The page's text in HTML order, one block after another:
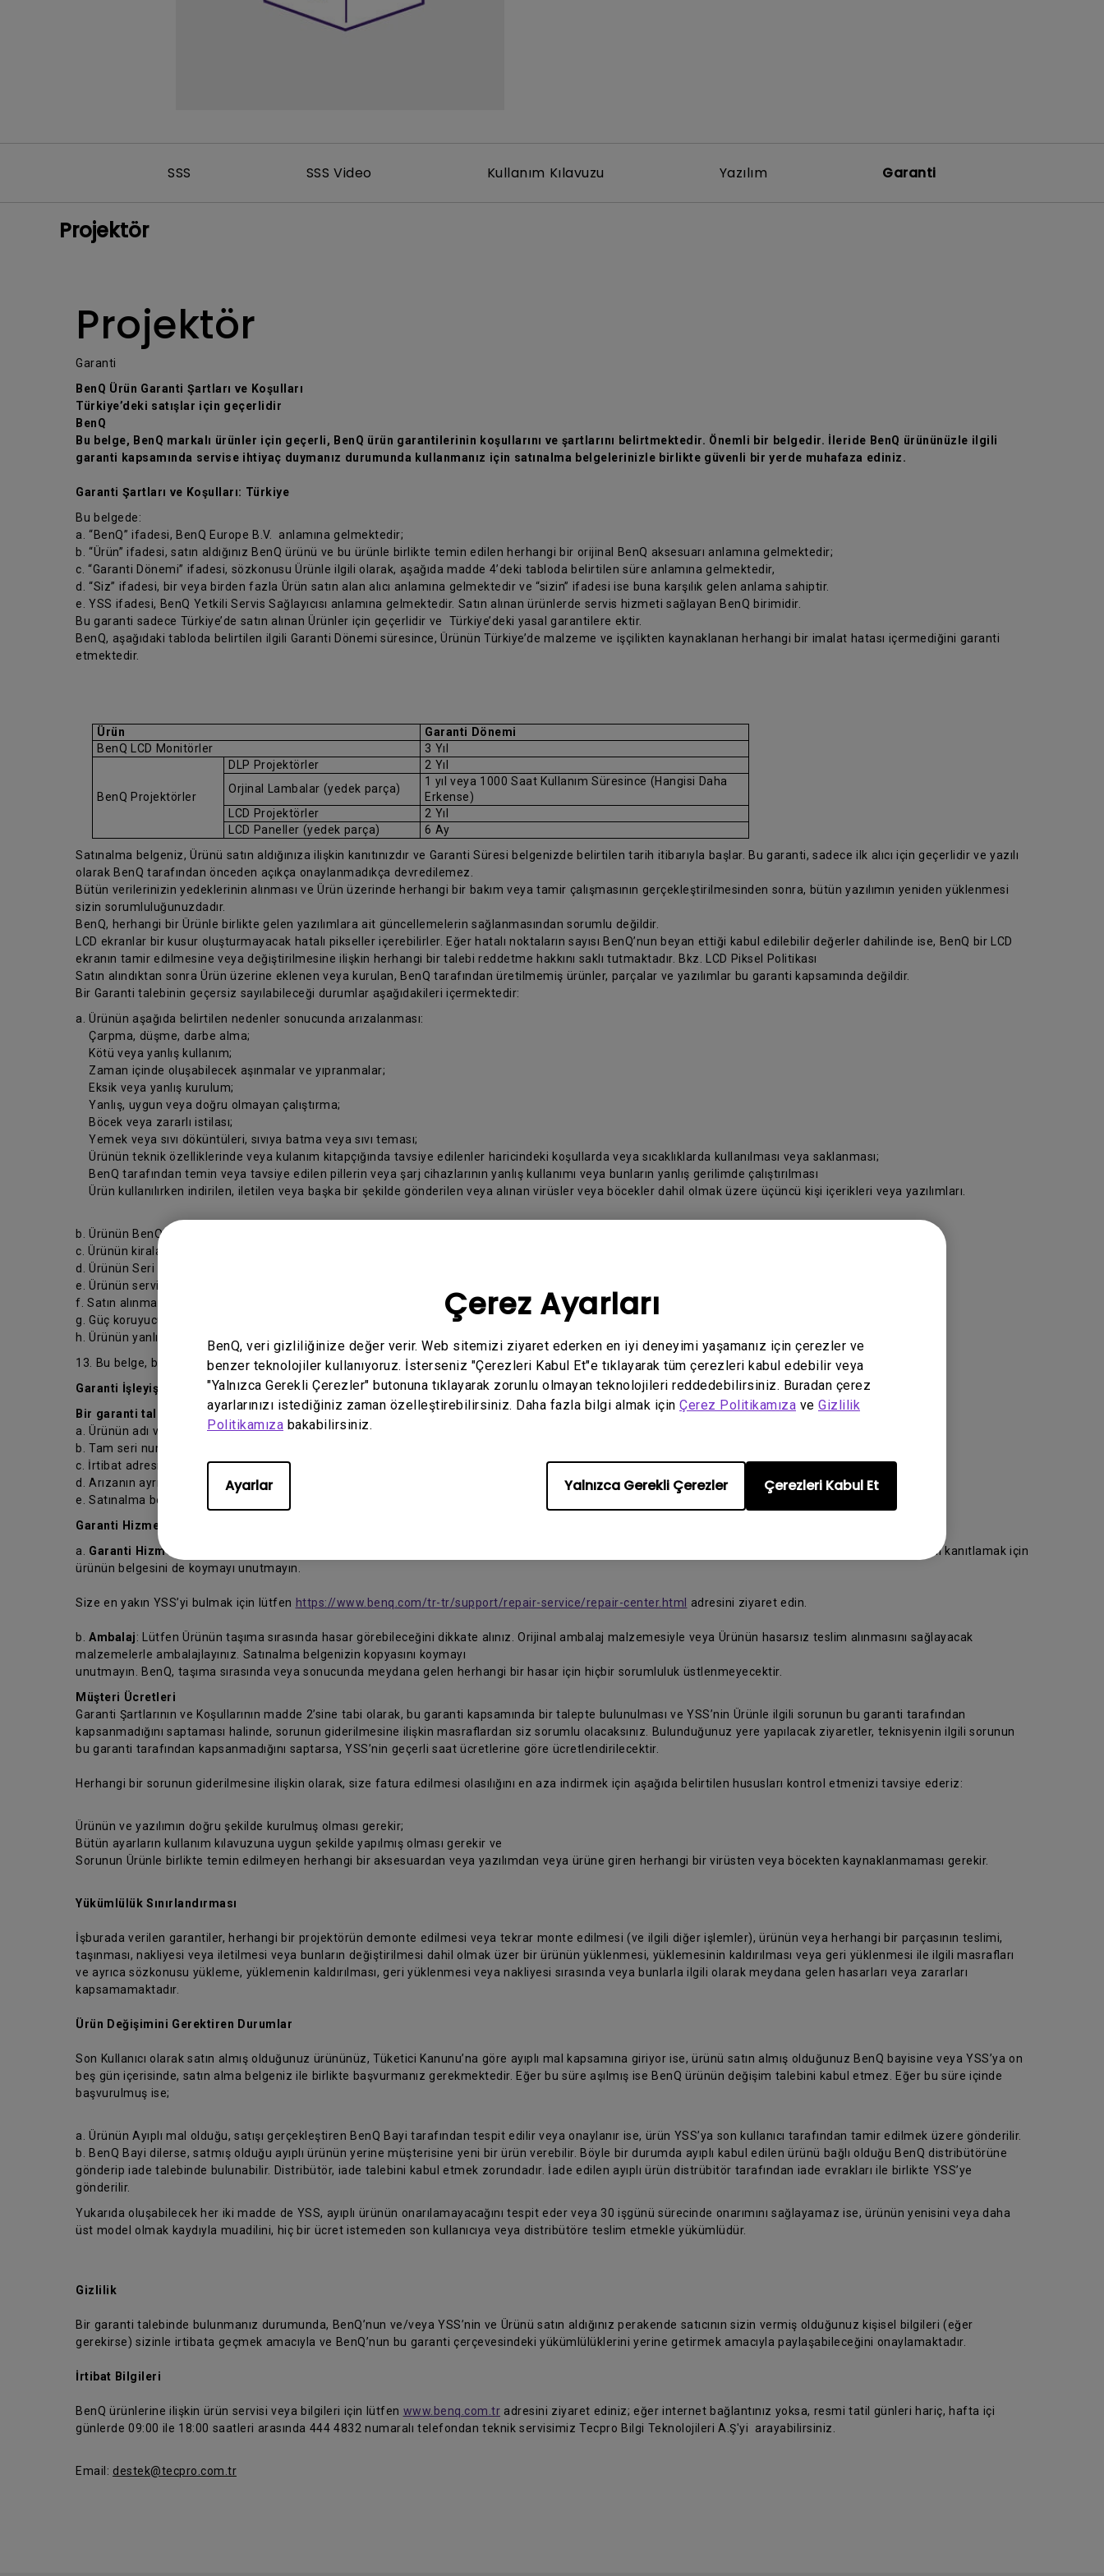
Çerez Ayarları
BenQ, veri gizliliğinize değer verir. Web sitemizi ziyaret ederken en iyi deneyimi yaşamanız için çerezler ve
benzer teknolojiler kullanıyoruz. İsterseniz "Çerezleri Kabul Et"e tıklayarak tüm çerezleri kabul edebilir veya
"Yalnızca Gerekli Çerezler" butonuna tıklayarak zorunlu olmayan teknolojileri reddedebilirsiniz. Buradan çerez
ayarlarınızı istediğiniz zaman özelleştirebilirsiniz. Daha fazla bilgi almak için Çerez Politikamıza ve Gizlilik
Politikamıza bakabilirsiniz.
Ayarlar Yalnızca Gerekli Çerezler Çerezleri Kabul Et
Düşük Giriş Gecikmesi ile
Yükseklik Ayarlı Stand ile
SSS SSS Video Kullanım Kılavuzu Yazılım Garanti
Projektör
Projektör
Garanti
BenQ Ürün Garanti Şartları ve Koşulları
Türkiye’deki satışlar için geçerlidir
BenQ
Bu belge, BenQ markalı ürünler için geçerli, BenQ ürün garantilerinin koşullarını ve şartlarını belirtmektedir. Önemli bir belgedir. İleride BenQ ürününüzle ilgili
garanti kapsamında servise ihtiyaç duymanız durumunda kullanmanız için satınalma belgelerinizle birlikte güvenli bir yerde muhafaza ediniz.
Garanti Şartları ve Koşulları: Türkiye
Bu belgede:
a. “BenQ” ifadesi, BenQ Europe B.V. anlamına gelmektedir;
b. “Ürün” ifadesi, satın aldığınız BenQ ürünü ve bu ürünle birlikte temin edilen herhangi bir orijinal BenQ aksesuarı anlamına gelmektedir;
c. “Garanti Dönemi” ifadesi, sözkonusu Ürünle ilgili olarak, aşağıda madde 4’deki tabloda belirtilen süre anlamına gelmektedir,
d. “Siz” ifadesi, bir veya birden fazla Ürün satın alan alıcı anlamına gelmektedir ve “sizin” ifadesi ise buna karşılık gelen anlama sahiptir.
e. YSS ifadesi, BenQ Yetkili Servis Sağlayıcısı anlamına gelmektedir. Satın alınan ürünlerde servis hizmeti sağlayan BenQ birimidir.
Bu garanti sadece Türkiye’de satın alınan Ürünler için geçerlidir ve Türkiye’deki yasal garantilere ektir.
BenQ, aşağıdaki tabloda belirtilen ilgili Garanti Dönemi süresince, Ürünün Türkiye’de malzeme ve işçilikten kaynaklanan herhangi bir imalat hatası içermediğini garanti
etmektedir.
Ürün
Garanti Dönemi
BenQ LCD Monitörler
3 Yıl
BenQ Projektörler
DLP Projektörler
2 Yıl
Orjinal Lambalar (yedek parça)
1 yıl veya 1000 Saat Kullanım Süresince (Hangisi Daha
Erkense)
LCD Projektörler
2 Yıl
LCD Paneller (yedek parça)
6 Ay
Satınalma belgeniz, Ürünü satın aldığınıza ilişkin kanıtınızdır ve Garanti Süresi belgenizde belirtilen tarih itibarıyla başlar. Bu garanti, sadece ilk alıcı için geçerlidir ve yazılı
olarak BenQ tarafından önceden açıkça onaylanmadıkça devredilemez.
Bütün verilerinizin yedeklerinin alınması ve Ürün üzerinde herhangi bir bakım veya tamir çalışmasının gerçekleştirilmesinden sonra, bütün yazılımın yeniden yüklenmesi
sizin sorumluluğunuzdadır.
BenQ, herhangi bir Ürünle birlikte gelen yazılımlara ait güncellemelerin sağlanmasından sorumlu değildir.
LCD ekranlar bir kusur oluşturmayacak hatalı pikseller içerebilirler. Eğer hatalı noktaların sayısı BenQ’nun beyan ettiği kabul edilebilir değerler dahilinde ise, BenQ bir LCD
ekranın tamir edilmesine veya değiştirilmesine ilişkin herhangi bir talebi reddetme hakkını saklı tutmaktadır. Bkz. LCD Piksel Politikası
Satın alındıktan sonra Ürün üzerine eklenen veya kurulan, BenQ tarafından üretilmemiş ürünler, parçalar ve yazılımlar bu garanti kapsamında değildir.
Bir Garanti talebinin geçersiz sayılabileceği durumlar aşağıdakileri içermektedir:
a. Ürünün aşağıda belirtilen nedenler sonucunda arızalanması:
Çarpma, düşme, darbe alma;
Kötü veya yanlış kullanım;
Zaman içinde oluşabilecek aşınmalar ve yıpranmalar;
Eksik veya yanlış kurulum;
Yanlış, uygun veya doğru olmayan çalıştırma;
Böcek veya zararlı istilası;
Yemek veya sıvı döküntüleri, sıvıya batma veya sıvı teması;
Ürünün teknik özelliklerinde veya kulanım kitapçığında tavsiye edilenler haricindeki koşullarda veya sıcaklıklarda kullanılması veya saklanması;
BenQ tarafından temin veya tavsiye edilen pillerin veya şarj cihazlarının yanlış kullanımı veya bunların yanlış gerilimde çalıştırılması
Ürün kullanılırken indirilen, iletilen veya başka bir şekilde gönderilen veya alınan virüsler veya böcekler dahil olmak üzere üçüncü kişi içerikleri veya yazılımları.
b. Ürünün BenQ tarafından yazılı olarak izin verilmeden değiştirilmesi.
c. Ürünün kiralanması
d. Ürünün Seri numarasının veya garanti mührünün kaldırılması veya silinmesi.
e. Ürünün servis veya tamir işleminin, BenQ veya bir YSS dışında herhangi biri tarafından yapılması.
f. Satın alınma tarihinden itibaren 7 gün içerisinde raporlanmayan orjinal kutu içerisinden eksik çıkan Ürüne ait akseuarlar veya yazılımlar
g. Güç koruyucuları veya ekran koruyucularının kullanılmaması sonucunda ekran üzerinde oluşabilecek izler
h. Ürünün yanlış kullanılması veya normal ayarlarının yanlış yapılması.
13. Bu belge, bu belgenin ilgili olduğu sözleşme ve siz ve BenQ arasındaki ilişki, Ürünü satın aldığınız Türkiye’de yürürlükte olan yasalara göre yürütülecektir.
Garanti İşleyişi
Bir garanti talebi başlatmadan önce, lütfen aşağıda belirtilen bilgileri hazırlayınız:
a. Ürünün adı veya model numarası;
b. Tam seri numarası;
c. İrtibat adresiniz, e-postanız, telefon ve faks numaralarınız;
d. Arızanın ayrıntılı açıklaması ve
e. Satınalma belgesi.
Garanti Hizmeti Almak İçin.
a. Garanti Hizmeti
: Garanti hizmeti almak için, ürünü tamir için bir BenQ Yetkili Servis Sağlayıcısına (YSS) gönderin veya götürün. Lütfen satın alma tarihini kanıtlamak için
ürünün belgesini de koymayı unutmayın.
Size en yakın YSS’yi bulmak için lütfen https://www.benq.com/tr-tr/support/repair-service/repair-center.html adresini ziyaret edin.
b. Ambalaj: Lütfen Ürünün taşıma sırasında hasar görebileceğini dikkate alınız. Orijinal ambalaj malzemesiyle veya Ürünün hasarsız teslim alınmasını sağlayacak
malzemelerle ambalajlayınız. Satınalma belgenizin kopyasını koymayı
unutmayın. BenQ, taşıma sırasında veya sonucunda meydana gelen herhangi bir hasar için hiçbir sorumluluk üstlenmeyecektir.
Müşteri Ücretleri
Garanti Şartlarının ve Koşullarının madde 2’sine tabi olarak, bu garanti kapsamında bir talepte bulunulması ve YSS’nin Ürünle ilgili sorunun bu garanti tarafından
kapsanmadığını saptaması halinde, sorunun giderilmesine ilişkin masraflardan siz sorumlu olacaksınız. Bulunduğunuz yere yapılacak ziyaretler, teknisyenin ilgili sorunun
bu garanti tarafından kapsanmadığını saptarsa, YSS’nin geçerli saat ücretlerine göre ücretlendirilecektir.
Herhangi bir sorunun giderilmesine ilişkin olarak, size fatura edilmesi olasılığını en aza indirmek için aşağıda belirtilen hususları kontrol etmenizi tavsiye ederiz:
Ürünün ve yazılımın doğru şekilde kurulmuş olması gerekir;
Bütün ayarların kullanım kılavuzuna uygun şekilde yapılmış olması gerekir ve
Sorunun Ürünle birlikte temin edilmeyen herhangi bir aksesuardan veya yazılımdan veya ürüne giren herhangi bir virüsten veya böcekten kaynaklanmaması gerekir.
Yükümlülük Sınırlandırması
İşburada verilen garantiler, herhangi bir projektörün demonte edilmesi veya tekrar monte edilmesi (ve ilgili diğer işlemler), ürünün veya herhangi bir parçasının teslimi,
taşınması, nakliyesi veya iletilmesi veya bunların değiştirilmesi dahil olmak üzer bir ürünün yüklenmesi, yüklemesinin kaldırılması veya geri yüklenmesi ile ilgili masrafları
ve ayrıca sözkonusu yükleme, yüklemenin kaldırılması, geri yüklenmesi veya nakliyesi sırasında veya bunlarla ilgili olarak meydana gelen hasarları veya zararları
kapsamamaktadır.
Ürün Değişimini Gerektiren Durumlar
Son Kullanıcı olarak satın almış olduğunuz ürününüz, Tüketici Kanunu’na göre ayıplı mal kapsamına giriyor ise, ürünü satın almış olduğunuz BenQ bayisine veya YSS’ya on
beş gün içerisinde, satın alma belgeniz ile birlikte başvurmanız gerekmektedir. Eğer bu süre aşılmış ise BenQ ürünün değişim talebini kabul etmez. Eğer bu süre içinde
başvurulmuş ise;
a. Ürünün Ayıplı mal olduğu, satışı gerçekleştiren BenQ Bayi tarafından tespit edilir veya onaylanır ise, ürün YSS’ya son kullanıcı tarafından tamir edilmek üzere gönderilir.
b. BenQ Bayi dilerse, satmış olduğu ayıplı ürünün yerine müşterisine yeni bir ürün verebilir. Böyle bir durumda ayıplı kabul edilen ürünü bağlı olduğu BenQ distribütörüne
gönderip iade talebinde bulunabilir. Distribütör, iade talebini kabul etmek zorundadır. İade edilen ayıplı ürün distrübitör tarafından iade evrakları ile birlikte YSS’ye
gönderilir.
Yukarıda oluşabilecek her iki madde de YSS, ayıplı ürünün onarılamayacağını tespit eder veya 30 işgünü sürecinde onarımını sağlayamaz ise, ürünün yenisini veya daha
üst model olmak kaydıyla muadilini, hiç bir ücret istemeden son kullanıcıya veya distribütöre teslim etmekle yükümlüdür.
Gizlilik
Bir garanti talebinde bulunmanız durumunda, BenQ’nun ve/veya YSS’nin ve Ürünü satın aldığınız perakende satıcının sizin vermiş olduğunuz kişisel bilgileri (eğer
gerekirse) sizinle irtibata geçmek amacıyla ve BenQ’nun bu garanti çerçevesindeki yükümlülüklerini yerine getirmek amacıyla paylaşabileceğini onaylamaktadır.
İrtibat Bilgileri
BenQ ürünlerine ilişkin ürün servisi veya bilgileri için lütfen www.benq.com.tr adresini ziyaret ediniz; eğer internet bağlantınız yoksa, resmi tatil günleri hariç, hafta içi
günlerde 09:00 ile 18:00 saatleri arasında 444 4832 numaralı telefondan teknik servisimiz Tecpro Bilgi Teknolojileri A.Ş'yi arayabilirsiniz.
Email: destek@tecpro.com.tr